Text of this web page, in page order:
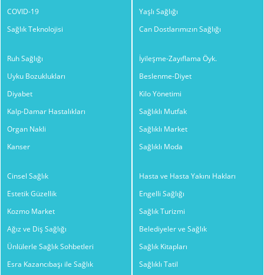
COVID-19
Sağlık Teknolojisi
Yaşlı Sağlığı
Can Dostlarımızın Sağlığı
Ruh Sağlığı
Uyku Bozuklukları
Diyabet
Kalp-Damar Hastalıkları
Organ Nakli
Kanser
İyileşme-Zayıflama Öyk.
Beslenme-Diyet
Kilo Yönetimi
Sağlıklı Mutfak
Sağlıklı Market
Sağlıklı Moda
Cinsel Sağlık
Estetik Güzellik
Kozmo Market
Ağız ve Diş Sağlığı
Ünlülerle Sağlık Sohbetleri
Esra Kazancıbaşı ile Sağlık
Hasta ve Hasta Yakını Hakları
Engelli Sağlığı
Sağlık Turizmi
Belediyeler ve Sağlık
Sağlık Kitapları
Sağlıklı Tatil